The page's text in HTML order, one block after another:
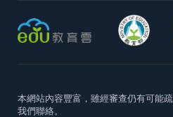
本網站內容豐富，雖經審查仍有可能疏
我們聯絡。